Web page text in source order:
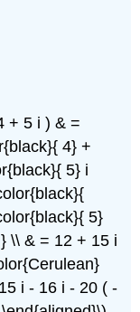
+ 5 i ) & =
4} +
5} i
5}
\\ & = 12 + 15 i
i - 16 i - 20 ( -